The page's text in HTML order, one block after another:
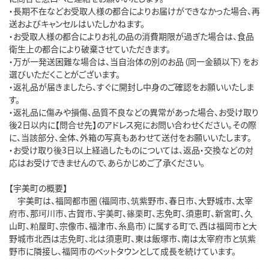
・長期不在などお受取人様の都合によりお届けができなかった場合、再
送およびキャンセルはいたしかねます。
・お受取人様の都合によりお礼の品の消費期限が過ぎた場合は、食品
衛生上の都合により破棄させていただきます。
・万が一発送困難な場合は、当自治体の別のお品（同一金額以下）をお
選びいただくことがございます。
・返礼品が届きましたら、すぐに開封し中身のご確認をお願いいたしま
す。
・返礼品に傷みや損傷、品質不良などの異常があった場合、お受け取り
後2日以内に【問合せ先】のアドレス宛にお問い合わせください。その際
に、当該部分、全体、外箱の写真もあわせて送付をお願いいたします。
・お受け取り後3日以上経過したものについては、返品・交換などの対
応はお受けできませんので、あらかじめご了承ください。
【宇美町の概要】
宇美町は、福岡都市圏（福岡市、筑紫野市、春日市、大野城市、太宰
府市、那珂川市、古賀市、宇美町、篠栗町、志免町、須恵町、新宮町、久
山町、粕屋町、宗像市、福津市、糸島市）に属する町で、西は福岡市と大
野城市北西は志免町、北は須恵町、東は飯塚市、南は太宰府市と筑紫
野市に隣接し、福岡市のベットタウンとして成長を続けています。